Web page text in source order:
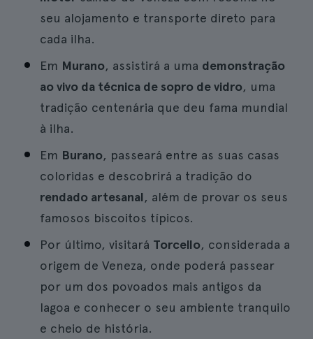
seu alojamento e transporte direto para
cada ilha.
Em Murano, assistirá a uma demonstração
ao vivo da técnica de sopro de vidro, uma
tradição centenária que deu fama mundial
à ilha.
Em Burano, passeará entre as suas casas
coloridas e descobrirá a tradição do
rendado artesanal, além de provar os seus
famosos biscoitos típicos.
Por último, visitará Torcello, considerada a
origem de Veneza, onde poderá passear
por um dos povoados mais antigos da
lagoa e conhecer o seu ambiente tranquilo
e cheio de história.